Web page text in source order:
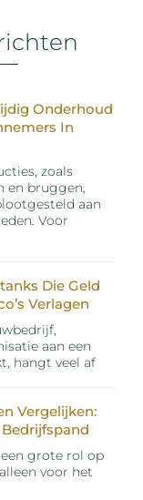
Onderhoud
In
zoals
en bruggen,
aan
Voor
Die Geld
Verlagen
aan een
hangt veel af
Vergelijken:
grote rol op
voor het